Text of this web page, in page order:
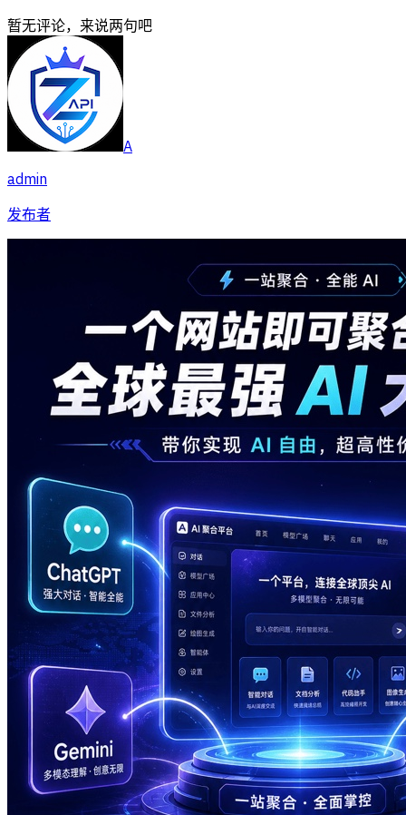
暂无评论，来说两句吧
A
admin
发布者